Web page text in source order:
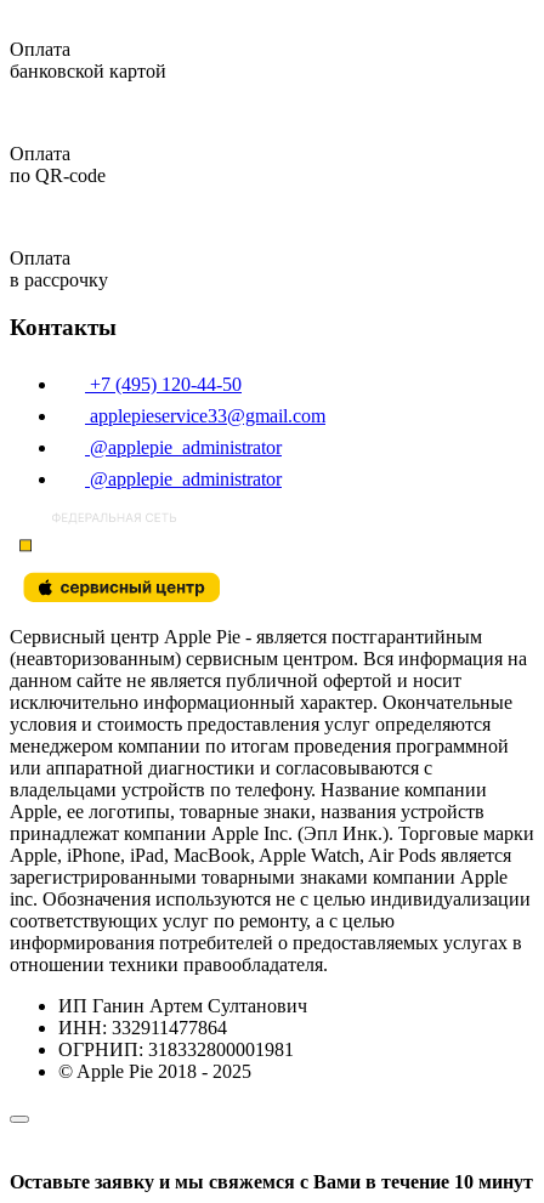
Оплата
банковской картой
Оплата
по QR-code
Оплата
в рассрочку
Контакты
+7 (495) 120-44-50
applepieservice33@gmail.com
@applepie_administrator
@applepie_administrator
Сервисный центр Apple Pie - является постгарантийным
(неавторизованным) сервисным центром. Вся информация на
данном сайте не является публичной офертой и носит
исключительно информационный характер. Окончательные
условия и стоимость предоставления услуг определяются
менеджером компании по итогам проведения программной
или аппаратной диагностики и согласовываются с
владельцами устройств по телефону. Название компании
Apple, ее логотипы, товарные знаки, названия устройств
принадлежат компании Apple Inc. (Эпл Инк.). Торговые марки
Apple, iPhone, iPad, MacBook, Apple Watch, Air Pods является
зарегистрированными товарными знаками компании Apple
inc. Обозначения используются не с целью индивидуализации
соответствующих услуг по ремонту, а с целью
информирования потребителей о предоставляемых услугах в
отношении техники правообладателя.
ИП Ганин Артем Султанович
ИНН: 332911477864
ОГРНИП: 318332800001981
© Apple Pie 2018 - 2025
Оставьте заявку и мы свяжемся с Вами в течение 10 минут